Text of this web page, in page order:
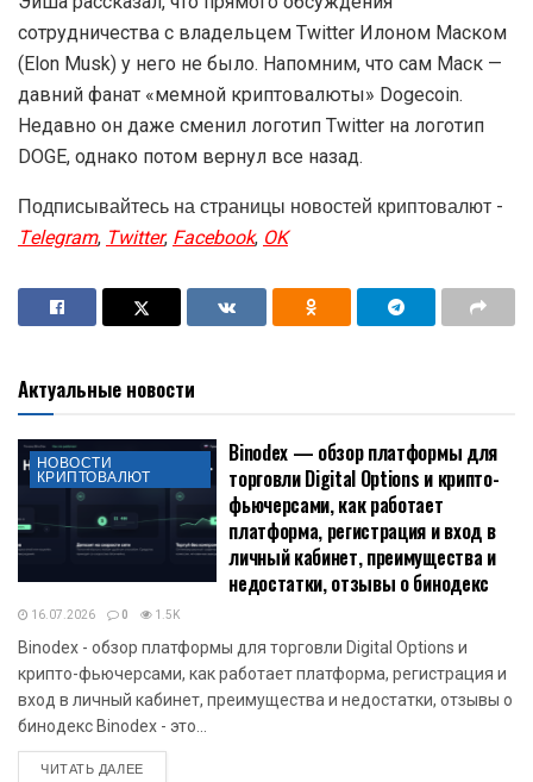
сотрудничества с владельцем Twitter Илоном Маском
(Elon Musk) у него не было. Напомним, что сам Маск —
давний фанат «мемной криптовалюты» Dogecoin.
Недавно он даже сменил логотип Twitter на логотип
DOGE, однако потом вернул все назад.
Подписывайтесь на страницы новостей криптовалют -
Telegram, Twitter, Facebook, OK
Актуальные новости
НОВОСТИ
КРИПТОВАЛЮТ
Binodex — обзор платформы для
торговли Digital Options и крипто-
фьючерсами, как работает
платформа, регистрация и вход в
личный кабинет, преимущества и
недостатки, отзывы о бинодекс
16.07.2026 0 1.5K
Binodex - обзор платформы для торговли Digital Options и
крипто-фьючерсами, как работает платформа, регистрация и
вход в личный кабинет, преимущества и недостатки, отзывы о
бинодекс Binodex - это...
ЧИТАТЬ ДАЛЕЕDETAILS